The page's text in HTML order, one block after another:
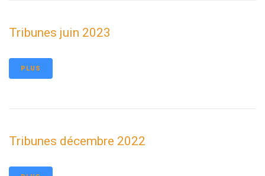
Tribunes juin 2023
PLUS
Tribunes décembre 2022